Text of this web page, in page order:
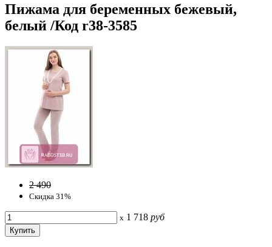
Пижама для беременных бежевый,
белый /Код r38-3585
2 490
Скидка 31%
x 1 718 руб